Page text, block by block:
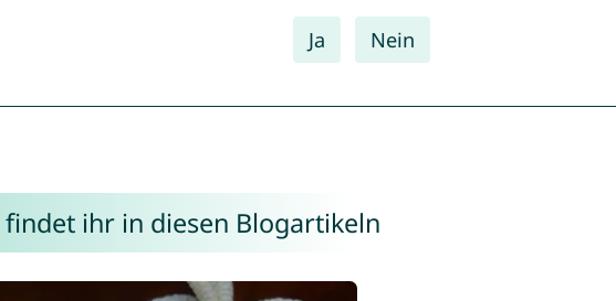
Ja Nein
ihr in diesen Blogartikeln